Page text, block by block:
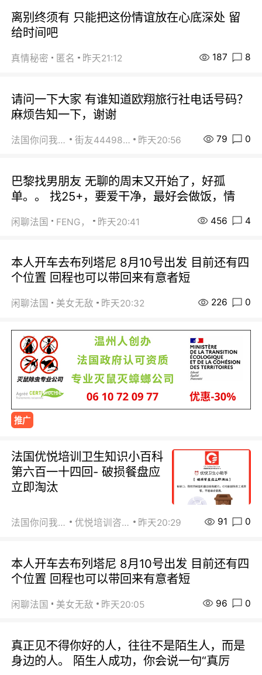
离别终须有 只能把这份情谊放在心底深处 留
给时间吧
真情秘密 匿名 昨天21:12 187 8
请问一下大家 有谁知道欧翔旅行社电话号码？
麻烦告知一下，谢谢
法国你问我答 街友44498484 昨天20:56 79 0
巴黎找男朋友 无聊的周末又开始了，好孤
单。。 找25+，要爱干净，最好会做饭，情
闲聊法国 FENG， 昨天20:41 456 4
本人开车去布列塔尼 8月10号出发 目前还有四
个位置 回程也可以带回来有意者短
闲聊法国 美女无敌 昨天20:32 226 0
推广
法国优悦培训卫生知识小百科
第六百一十四回- 破损餐盘应
立即淘汰
法国你问我答 优悦培训咨询 昨天20:29 91 0
本人开车去布列塔尼 8月10号出发 目前还有四
个位置 回程也可以带回来有意者短
闲聊法国 美女无敌 昨天20:05 96 0
真正见不得你好的人，往往不是陌生人，而是
身边的人。 陌生人成功，你会说一句“真厉